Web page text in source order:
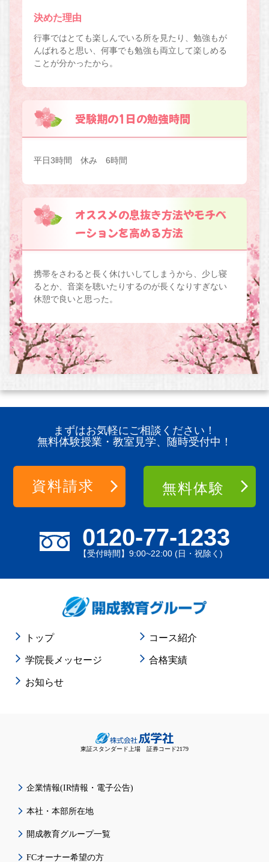
決めた理由
行事ではとても楽しんでいる所を見たり、勉強もが
んばれると思い、何事でも勉強も両立して楽しめる
ことが分かったから。
受験期の1日の勉強時間
平日3時間 休み 6時間
オススメの息抜き方法やモチベ
ーションを高める方法
携帯をさわると長く休けいしてしまうから、少し寝
るとか、音楽を聴いたりするのが長くなりすぎない
休憩で良いと思った。
まずはお気軽にご相談ください！
無料体験授業・教室見学、随時受付中！
0120-77-1233
【受付時間】9:00~22:00 (日・祝除く)
資料請求 無料体験
トップ コース紹介
学院長メッセージ 合格実績
お知らせ
東証スタンダード上場 証券コード2179
企業情報(IR情報・電子公告)
本社・本部所在地
開成教育グループ一覧
FCオーナー希望の方